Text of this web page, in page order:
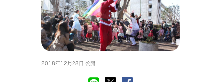
2018年12月28日 公開